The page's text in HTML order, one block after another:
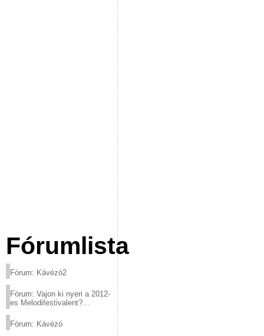
Fórumlista
Fórum: Kávézó2
Fórum: Vajon ki nyeri a 2012-
es Melodifestivalent?
Fórum: Kávézó